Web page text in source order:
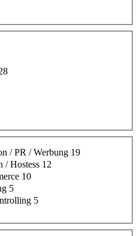
/ PR / Werbung 19
/ Hostess 12
10
5
5